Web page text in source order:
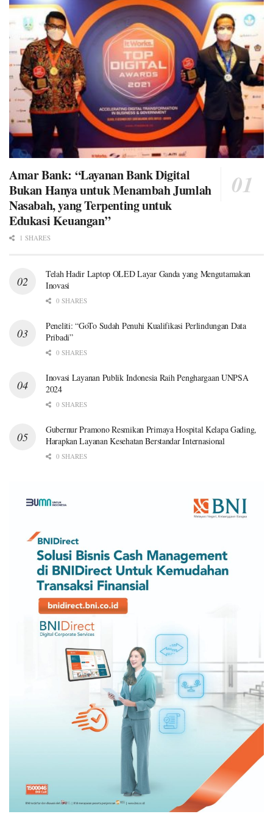
Amar Bank: “Layanan Bank Digital
Bukan Hanya untuk Menambah Jumlah
Nasabah, yang Terpenting untuk
Edukasi Keuangan”
1 SHARES
Telah Hadir Laptop OLED Layar Ganda yang Mengutamakan
Inovasi
0 SHARES
Peneliti: “GoTo Sudah Penuhi Kualifikasi Perlindungan Data
Pribadi”
0 SHARES
Inovasi Layanan Publik Indonesia Raih Penghargaan UNPSA
2024
0 SHARES
Gubernur Pramono Resmikan Primaya Hospital Kelapa Gading,
Harapkan Layanan Kesehatan Berstandar Internasional
0 SHARES